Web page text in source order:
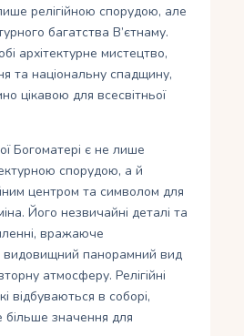
релігійною спорудою, але
багатства В’єтнаму.
архітектурне мистецтво,
та національну спадщину,
цікавою для всесвітньої
Богоматері є не лише
спорудою, а й
центром та символом для
Його незвичайні деталі та
вражаюче
видовищний панорамний вид
атмосферу. Релігійні
відбуваються в соборі,
значення для